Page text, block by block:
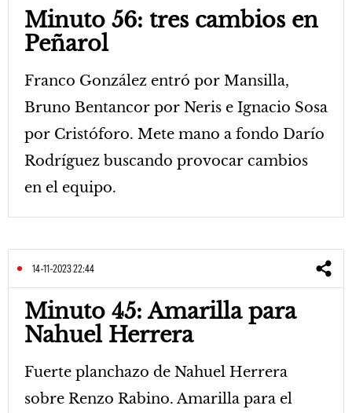
Minuto 56: tres cambios en
Peñarol
Franco González entró por Mansilla,
Bruno Bentancor por Neris e Ignacio Sosa
por Cristóforo. Mete mano a fondo Darío
Rodríguez buscando provocar cambios
en el equipo.
14-11-2023 22:44
Minuto 45: Amarilla para
Nahuel Herrera
Fuerte planchazo de Nahuel Herrera
sobre Renzo Rabino. Amarilla para el